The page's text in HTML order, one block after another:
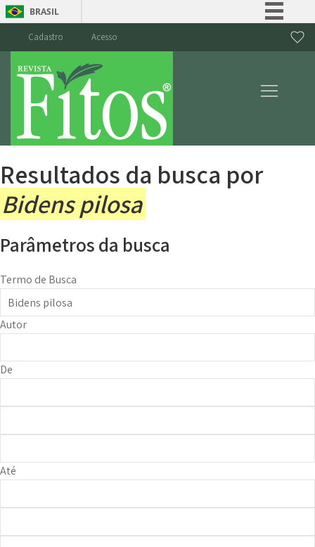
BRASIL
Canais
Cadastro Acesso
Resultados da busca por
Bidens pilosa
Parâmetros da busca
Termo de Busca
Autor
De
Até